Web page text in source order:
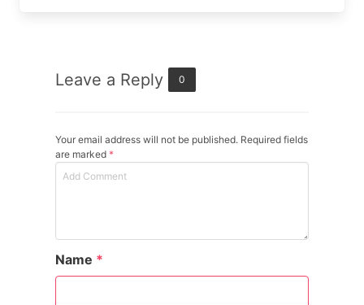
Leave a Reply 0
Your email address will not be published. Required fields
are marked *
Name *